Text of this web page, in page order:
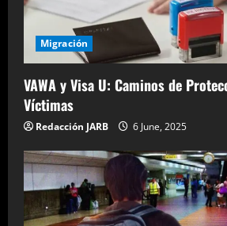
Migración
VAWA y Visa U: Caminos de
Víctimas
Redacción JARB 6 June, 2025